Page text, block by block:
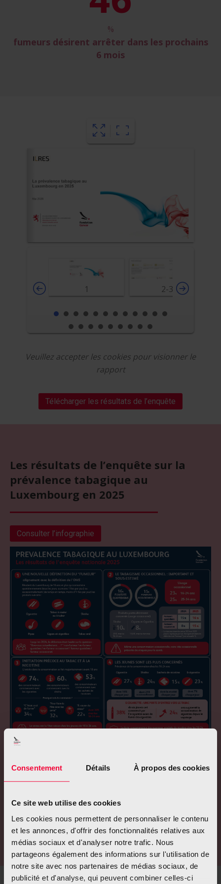
Consentement Détails À propos des cookies
Ce site web utilise des cookies
Les cookies nous permettent de personnaliser le contenu
et les annonces, d'offrir des fonctionnalités relatives aux
médias sociaux et d'analyser notre trafic. Nous
partageons également des informations sur l'utilisation de
notre site avec nos partenaires de médias sociaux, de
publicité et d'analyse, qui peuvent combiner celles-ci
%
fumeurs désirent arrêter dans les prochains
6 mois
1 2-3
Veuillez accepter les cookies pour visionner le
rapport
Télécharger les résultats de l’enquête
Les résultats de l’enquête sur la
prévalence tabagique au
Luxembourg en 2025
Consulter l’infographie